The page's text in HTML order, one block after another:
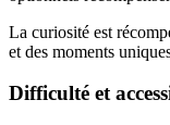
La curiosité est
et des moments
Difficulté et